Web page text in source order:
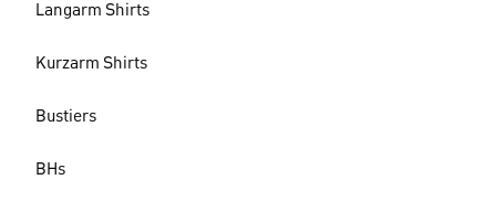
Langarm Shirts
Kurzarm Shirts
Bustiers
BHs